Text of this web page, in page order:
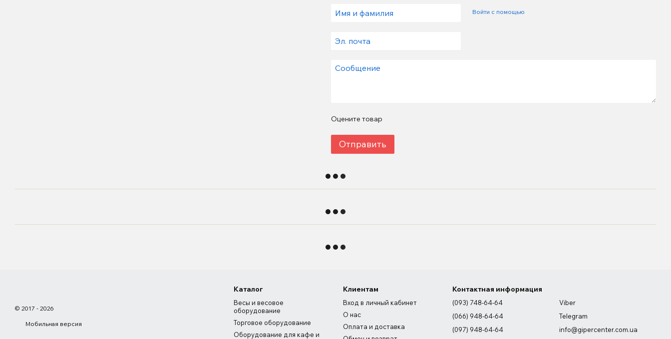
Войти с помощью
Оцените товар
Отправить
© 2017 - 2026
Мобильная версия
Каталог
Весы и весовое
оборудование
Торговое оборудование
Оборудование для кафе и
Клиентам
Вход в личный кабинет
О нас
Оплата и доставка
Контактная информация
(093) 748-64-64
(066) 948-64-64
(097) 948-64-64
Viber
Telegram
info@gipercenter.com.ua